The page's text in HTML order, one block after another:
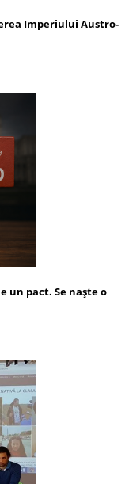
Imperiului Austro-
un pact. Se naște o